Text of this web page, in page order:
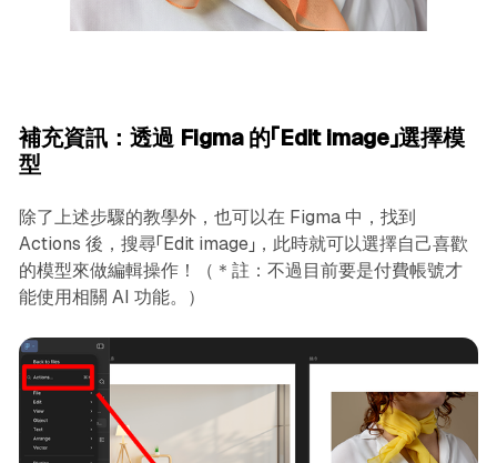
補充資訊：透過 Figma 的「Edit image」選擇模
型
除了上述步驟的教學外，也可以在 Figma 中，找到
Actions 後，搜尋「Edit image」，此時就可以選擇自己喜歡
的模型來做編輯操作！（＊註：不過目前要是付費帳號才
能使用相關 AI 功能。）